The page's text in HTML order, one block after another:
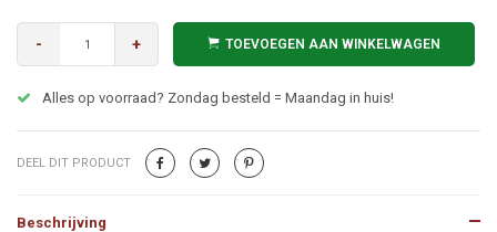
- + TOEVOEGEN AAN WINKELWAGEN
Alles op voorraad? Zondag besteld = Maandag in huis!
DEEL DIT PRODUCT
Beschrijving